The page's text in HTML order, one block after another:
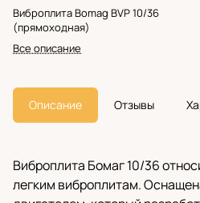
Виброплита Bomag BVP 10/36
(прямоходная)
Все описание
Описание Отзывы
Виброплита Бомаг 10/36
легким виброплитам.